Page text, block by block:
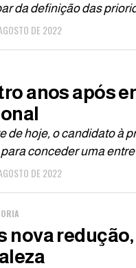
da definição das
DE 2022
anos após
de hoje, o candidato à
conceder uma
DE 2022
nova